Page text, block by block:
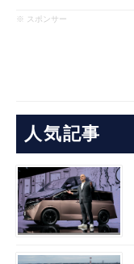
※ スポンサー
人気記事